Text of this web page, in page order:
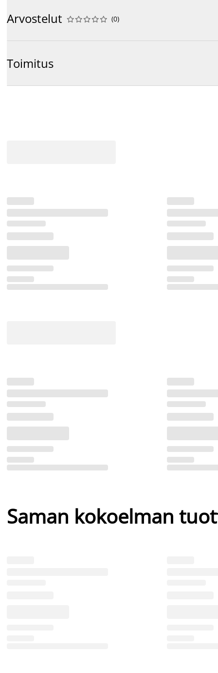
Arvostelut 




 (0)
Toimitus
Saman kokoelman